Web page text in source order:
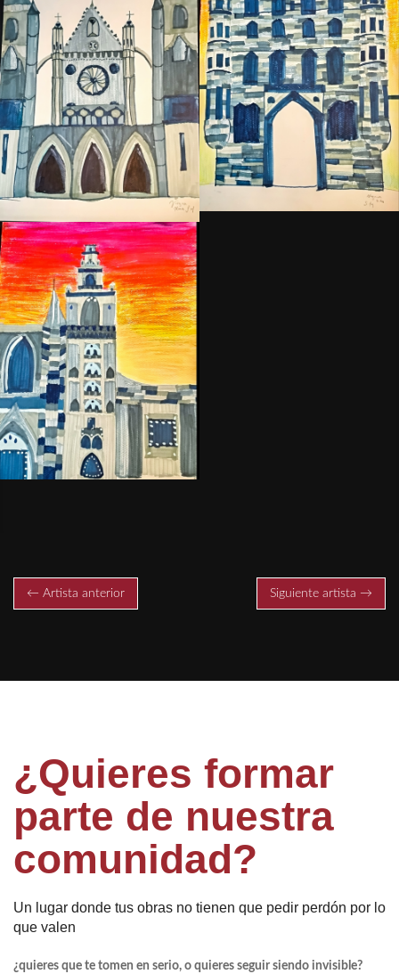
← Artista anterior Siguiente artista →
¿Quieres formar
parte de nuestra
comunidad?
Un lugar donde tus obras no tienen que pedir perdón por lo
que valen
¿quieres que te tomen en serio, o quieres seguir siendo invisible?